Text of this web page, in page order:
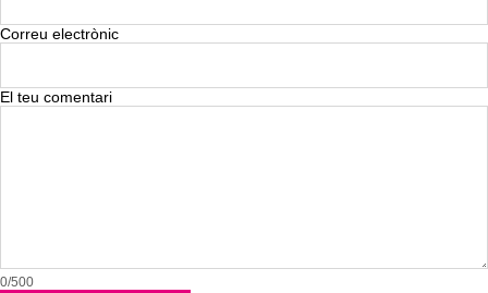
Correu electrònic
El teu comentari
0/500